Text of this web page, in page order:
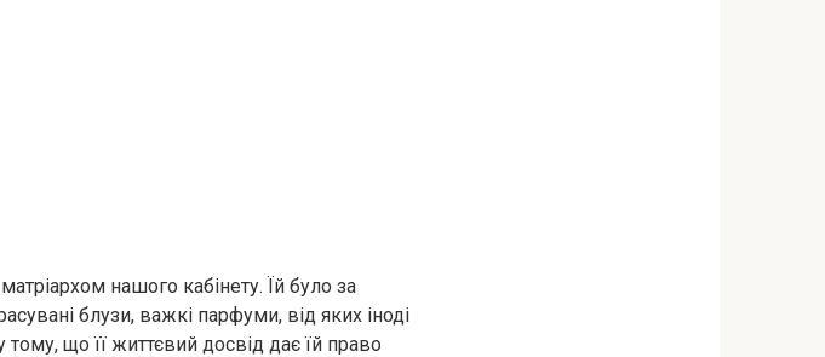
нашого кабінету. Їй було за
блузи, важкі парфуми, від яких іноді
тому, що її життєвий досвід дає їй право